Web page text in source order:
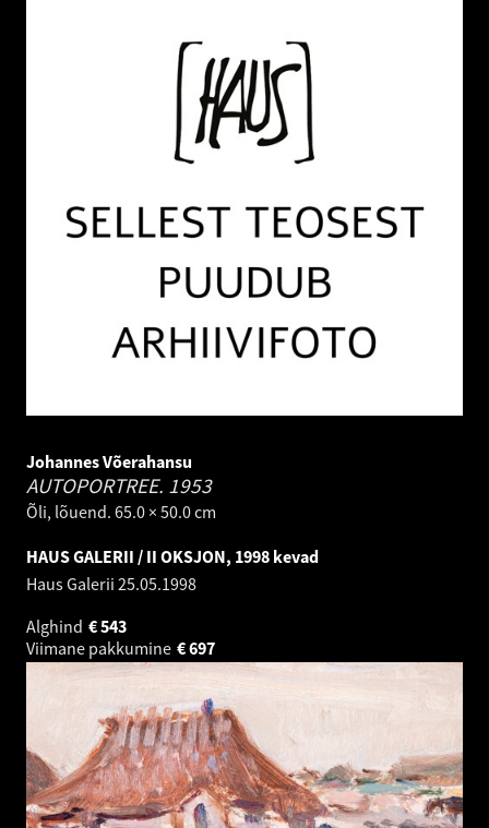
Johannes Võerahansu
AUTOPORTREE. 1953
Õli, lõuend. 65.0 × 50.0 cm
HAUS GALERII / II OKSJON, 1998 kevad
Haus Galerii 25.05.1998
Alghind
543
€
Viimane pakkumine
697
€